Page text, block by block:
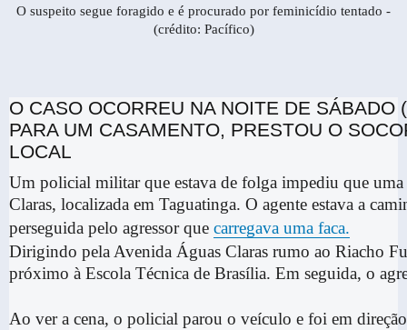
O suspeito segue foragido e é procurado por feminicídio tentado -
(crédito: Pacífico)
O CASO OCORREU NA NOITE DE
PARA UM CASAMENTO, PRESTOU O
LOCAL
Um policial militar que estava de folga impediu que
Claras, localizada em Taguatinga. O agente estava a
perseguida pelo agressor que carregava uma faca.
Dirigindo pela Avenida Águas Claras rumo ao Riacho
próximo à Escola Técnica de Brasília. Em seguida, o
Ao ver a cena, o policial parou o veículo e foi em